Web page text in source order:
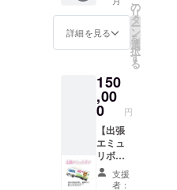
リボン
の企
画、提
案など
幹部
ティン
グに参
加！ あ
なたの
企画が
通るか
も...！？
ミー
ティン
詳細を見る
の
リ
タ
ー
ン
を
選
択
す
る
150
,00
0 円
【出張
エミュ
リボ
ン】
コース
支援
者：